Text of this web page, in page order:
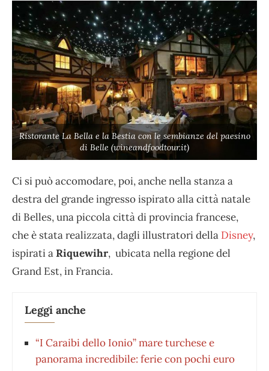
Ristorante La Bella e la Bestia con le sembianze del paesino
di Belle (wineandfoodtour.it)
Ci si può accomodare, poi, anche nella stanza a
destra del grande ingresso ispirato alla città natale
di Belles, una piccola città di provincia francese,
che è stata realizzata, dagli illustratori della Disney,
ispirati aRiquewihr, ubicata nella regione del
Grand Est, in Francia.
Leggi anche
“I Caraibi dello Ionio” mare turchese e
panorama incredibile: ferie con pochi euro